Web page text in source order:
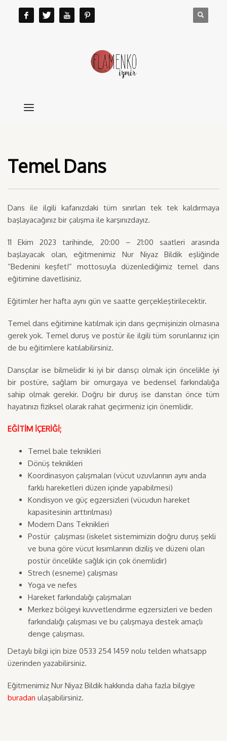
Temel Dans
Dans ile ilgili kafanızdaki tüm sınırları tek tek kaldırmaya
başlayacağınız bir çalışma ile karşınızdayız.
11 Ekim 2023 tarihinde, 20:00 – 21:00 saatleri arasında
başlayacak olan, eğitmenimiz Nur Niyaz Bildik eşliğinde
“Bedenini keşfet!” mottosuyla düzenlediğimiz temel dans
eğitimine davetlisiniz.
Eğitimler her hafta aynı gün ve saatte gerçekleştirilecektir.
Temel dans eğitimine katılmak için dans geçmişinizin olmasına
gerek yok. Temel duruş ve postür ile ilgili tüm sorunlarınız için
de bu eğitimlere katılabilirsiniz.
Dansçılar ise bilmelidir ki iyi bir dansçı olmak için öncelikle iyi
bir postüre, sağlam bir omurgaya ve bedensel farkındalığa
sahip olmak gerekir. Doğru bir duruş ise danstan önce tüm
hayatınızı fiziksel olarak rahat geçirmeniz için önemlidir.
EĞİTİM İÇERİĞİ;
Temel bale teknikleri
Dönüş teknikleri
Koordinasyon çalışmaları (vücut uzuvlarının aynı anda
farklı hareketleri düzen içinde yapabilmesi)
Kondisyon ve güç egzersizleri (vücudun hareket
kapasitesinin arttırılması)
Modern Dans Teknikleri
Postür çalışması (iskelet sistemimizin doğru duruş şekli
ve buna göre vücut kısımlarının diziliş ve düzeni olan
postür öncelikle sağlık için çok önemlidir)
Strech (esneme) çalışması
Yoga ve nefes
Hareket farkındalığı çalışmaları
Merkez bölgeyi kuvvetlendirme egzersizleri ve beden
farkındalığı çalışması ve bu çalışmaya destek amaçlı
denge çalışması.
Detaylı bilgi için bize 0533 254 1459 nolu telden whatsapp
üzerinden yazabilirsiniz.
Eğitmenimiz Nur Niyaz Bildik hakkında daha fazla bilgiye
buradan ulaşabilirsiniz.